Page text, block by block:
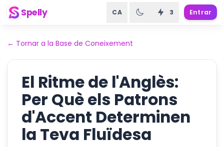
Spelly CA 3 Entrar
← Tornar a la Base de Coneixement
El Ritme de l'Anglès:
Per Què els Patrons
d'Accent Determinen
la Teva Fluïdesa